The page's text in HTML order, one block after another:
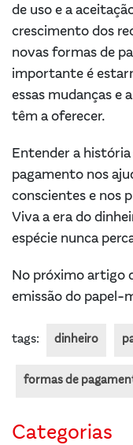
de uso e a
crescimento dos
novas formas de
importante é
essas mudanças e
têm a oferecer.
Entender a história
pagamento nos
conscientes e nos
Viva a era do
espécie nunca
No próximo artigo
emissão do papel-
tags: dinheiro
formas de
Categorias